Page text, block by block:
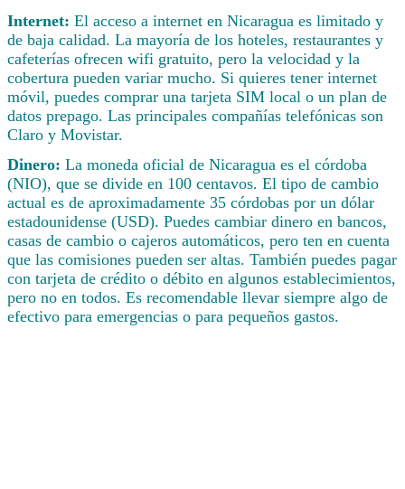
Internet: El acceso a internet en Nicaragua es limitado y
de baja calidad. La mayoría de los hoteles, restaurantes y
cafeterías ofrecen wifi gratuito, pero la velocidad y la
cobertura pueden variar mucho. Si quieres tener internet
móvil, puedes comprar una tarjeta SIM local o un plan de
datos prepago. Las principales compañías telefónicas son
Claro y Movistar.
Dinero: La moneda oficial de Nicaragua es el córdoba
(NIO), que se divide en 100 centavos. El tipo de cambio
actual es de aproximadamente 35 córdobas por un dólar
estadounidense (USD). Puedes cambiar dinero en bancos,
casas de cambio o cajeros automáticos, pero ten en cuenta
que las comisiones pueden ser altas. También puedes pagar
con tarjeta de crédito o débito en algunos establecimientos,
pero no en todos. Es recomendable llevar siempre algo de
efectivo para emergencias o para pequeños gastos.